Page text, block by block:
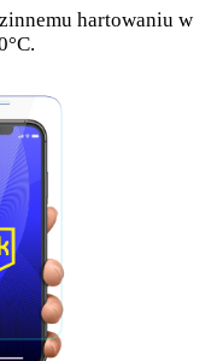
hartowaniu w